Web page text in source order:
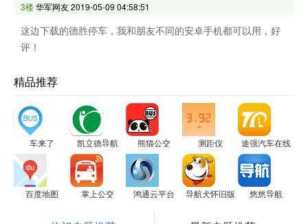
3楼华军网友2019-05-09 04:58:51
这边下载的德胜停车，我和朋友不同的安卓手机都可以用，好
评！
精品推荐
车来了 凯立德导航 熊猫公交 测距仪 途强汽车在线
百度地图 掌上公交 鸿通云平台 导航犬怀旧版 悠悠导航